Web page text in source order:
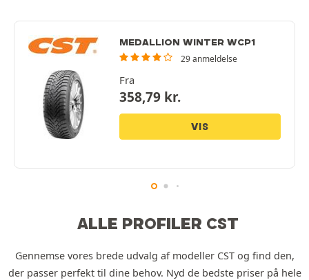
MEDALLION WINTER WCP1
29 anmeldelse
Fra
358,79 kr.
VIS
ALLE PROFILER CST
Gennemse vores brede udvalg af modeller CST og find den,
der passer perfekt til dine behov. Nyd de bedste priser på hele